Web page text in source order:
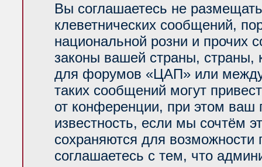
Вы соглашаетесь не
клеветнических сообщений,
национальной розни и прочих
законы вашей страны, страны,
для форумов «ЦАП» или
таких сообщений могут
от конференции, при этом ваш
известность, если мы сочтём
сохраняются для возможности
соглашаетесь с тем, что